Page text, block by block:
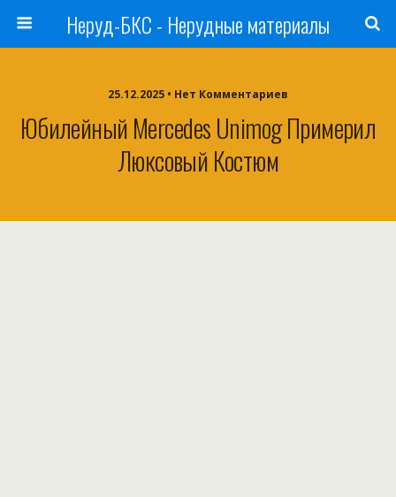
Неруд-БКС - Нерудные материалы
25.12.2025 • Нет Комментариев
Юбилейный Mercedes Unimog Примерил
Люксовый Костюм